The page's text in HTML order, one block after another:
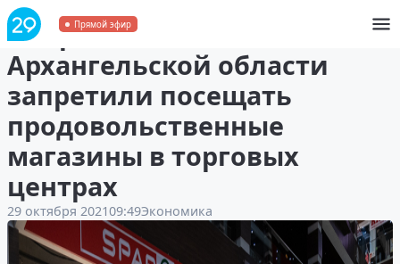
Прямой эфир
Непривитым жителям
Архангельской области
запретили посещать
продовольственные
магазины в торговых
центрах
29 октября 202109:49Экономика